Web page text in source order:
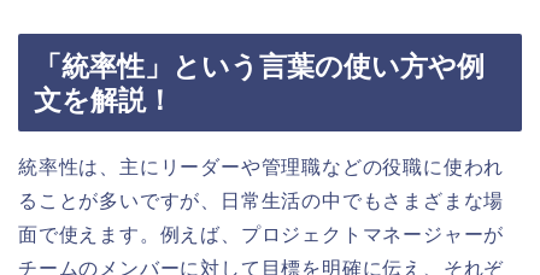
「統率性」という言葉の使い方や例
文を解説！
統率性は、主にリーダーや管理職などの役職に使われ
ることが多いですが、日常生活の中でもさまざまな場
面で使えます。例えば、プロジェクトマネージャーが
チームのメンバーに対して目標を明確に伝え、それぞ